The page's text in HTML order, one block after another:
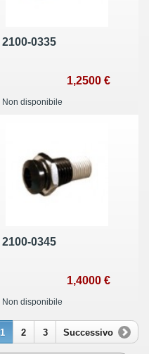
2100-0335
1,2500 €
Non disponibile
2100-0345
1,4000 €
Non disponibile
1 2 3 Successivo